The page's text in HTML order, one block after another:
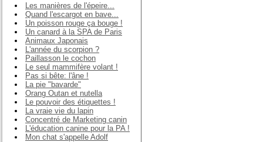
Les manières de l'épeire...
Quand l'escargot en bave...
Un poisson rouge ça bouge !
Un canard à la SPA de Paris
Animaux Japonais
L'année du scorpion ?
Paillasson le cochon
Le seul mammifère volant !
Pas si bête: l'âne !
La pie "bavarde"
Orang Outan et nutella
Le pouvoir des étiquettes !
La vraie vie du lapin
Concentré de Marketing canin
L'éducation canine pour la PA !
Mon chat s'appelle Adolf